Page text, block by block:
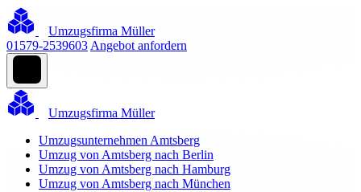
Umzugsfirma Müller
01579-2539603 Angebot anfordern
Umzugsfirma Müller
Umzugsunternehmen Amtsberg
Umzug von Amtsberg nach Berlin
Umzug von Amtsberg nach Hamburg
Umzug von Amtsberg nach München